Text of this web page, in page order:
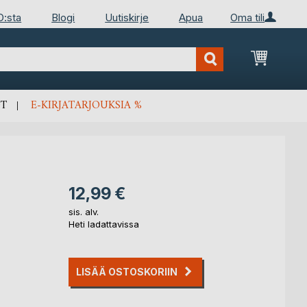
Oma tili
Blogi Uutiskirje Apua
E-KIRJATARJOUKSIA %
12,99 €
sis. alv.
Heti ladattavissa
LISÄÄ OSTOSKORIIN